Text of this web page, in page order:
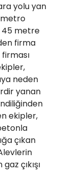
yolu yan
metro
45 metre
firma
neden
yanan
ekipler,
çıkan
çıkışı